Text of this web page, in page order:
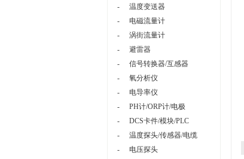
-
温度变送器
-
电磁流量计
-
涡街流量计
-
避雷器
-
信号转换器/互感器
-
氧分析仪
-
电导率仪
-
PH计/ORP计/电极
-
DCS卡件/模块/PLC
-
温度探头/传感器/电缆
-
电压探头